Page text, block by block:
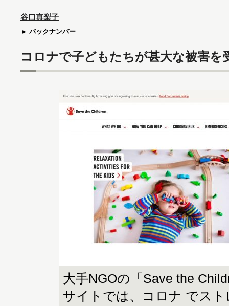
谷口真梨子
バックナンバー
コロナで子どもたちが甚大な被害を
大手NGOの「Save the
サイトでは、コロナ でス